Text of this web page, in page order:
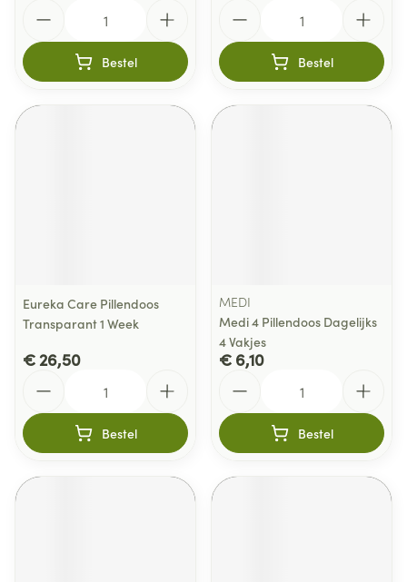
Bestel Bestel
Eureka Care Pillendoos
Transparant 1 Week
€ 26,50
Bestel
MEDI
Medi 4 Pillendoos Dagelijks
4 Vakjes
€ 6,10
Bestel